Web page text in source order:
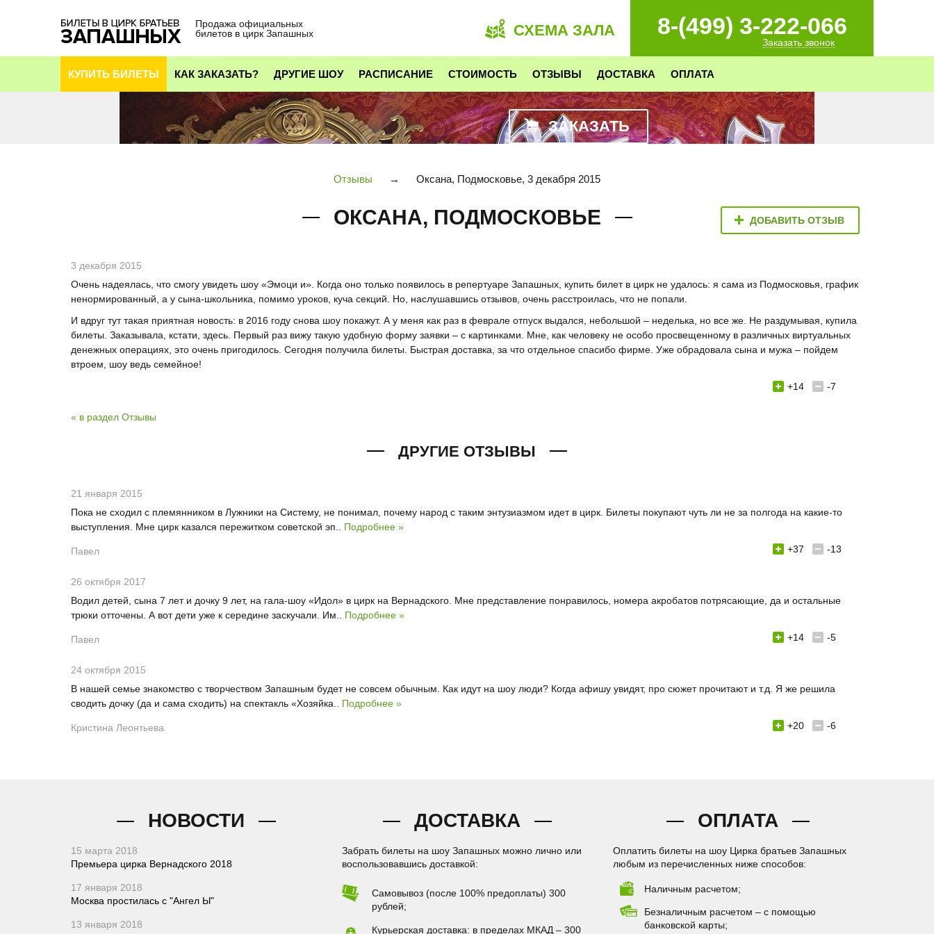
Продажа официальных
билетов в цирк Запашных
8-(499) 3-222-066
Заказать звонок
СХЕМА ЗАЛА
КУПИТЬ БИЛЕТЫ КАК ЗАКАЗАТЬ? ДРУГИЕ ШОУ РАСПИСАНИЕ СТОИМОСТЬ ОТЗЫВЫ ДОСТАВКА ОПЛАТА
ЗАКАЗАТЬ
Отзывы → Оксана, Подмосковье, 3 декабря 2015
ОКСАНА, ПОДМОСКОВЬЕ ДОБАВИТЬ ОТЗЫВ
3 декабря 2015
Очень надеялась, что смогу увидеть шоу «Эмоци и». Когда оно только появилось в репертуаре Запашных, купить билет в цирк не удалось: я сама из Подмосковья, график
ненормированный, а у сына-школьника, помимо уроков, куча секций. Но, наслушавшись отзывов, очень расстроилась, что не попали.
И вдруг тут такая приятная новость: в 2016 году снова шоу покажут. А у меня как раз в феврале отпуск выдался, небольшой – неделька, но все же. Не раздумывая, купила
билеты. Заказывала, кстати, здесь. Первый раз вижу такую удобную форму заявки – с картинками. Мне, как человеку не особо просвещенному в различных виртуальных
денежных операциях, это очень пригодилось. Сегодня получила билеты. Быстрая доставка, за что отдельное спасибо фирме. Уже обрадовала сына и мужа – пойдем
втроем, шоу ведь семейное!
+14
-7
« в раздел Отзывы
ДРУГИЕ ОТЗЫВЫ
21 января 2015
Пока не сходил с племянником в Лужники на Систему, не понимал, почему народ с таким энтузиазмом идет в цирк. Билеты покупают чуть ли не за полгода на какие-то
выступления. Мне цирк казался пережитком советской эп.. Подробнее »
+37
-13
Павел
26 октября 2017
Водил детей, сына 7 лет и дочку 9 лет, на гала-шоу «Идол» в цирк на Вернадского. Мне представление понравилось, номера акробатов потрясающие, да и остальные
трюки отточены. А вот дети уже к середине заскучали. Им.. Подробнее »
+14
-5
Павел
24 октября 2015
В нашей семье знакомство с творчеством Запашным будет не совсем обычным. Как идут на шоу люди? Когда афишу увидят, про сюжет прочитают и т.д. Я же решила
сводить дочку (да и сама сходить) на спектакль «Хозяйка.. Подробнее »
+20
-6
Кристина Леонтьева
НОВОСТИ
15 марта 2018
Премьера цирка Вернадского 2018
17 января 2018
Москва простилась с "Ангел Ы"
13 января 2018
ДОСТАВКА
Забрать билеты на шоу Запашных можно лично или
воспользовавшись доставкой:
Самовывоз (после 100% предоплаты) 300
рублей;
Курьерская доставка: в пределах МКАД – 300
ОПЛАТА
Оплатить билеты на шоу Цирка братьев Запашных
любым из перечисленных ниже способов:
Наличным расчетом;
Безналичным расчетом – с помощью
банковской карты;